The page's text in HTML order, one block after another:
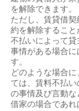
を解除できます。
ただし、賃貸借
約を解除するこ
不払いによって
事情がある場合
す。
どのような場合
ては、賃料不払
の事情及び言動な
借家の場合であ